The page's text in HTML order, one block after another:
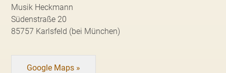
Musik Heckmann
Südenstraße 20
85757 Karlsfeld (bei München)
Google Maps »